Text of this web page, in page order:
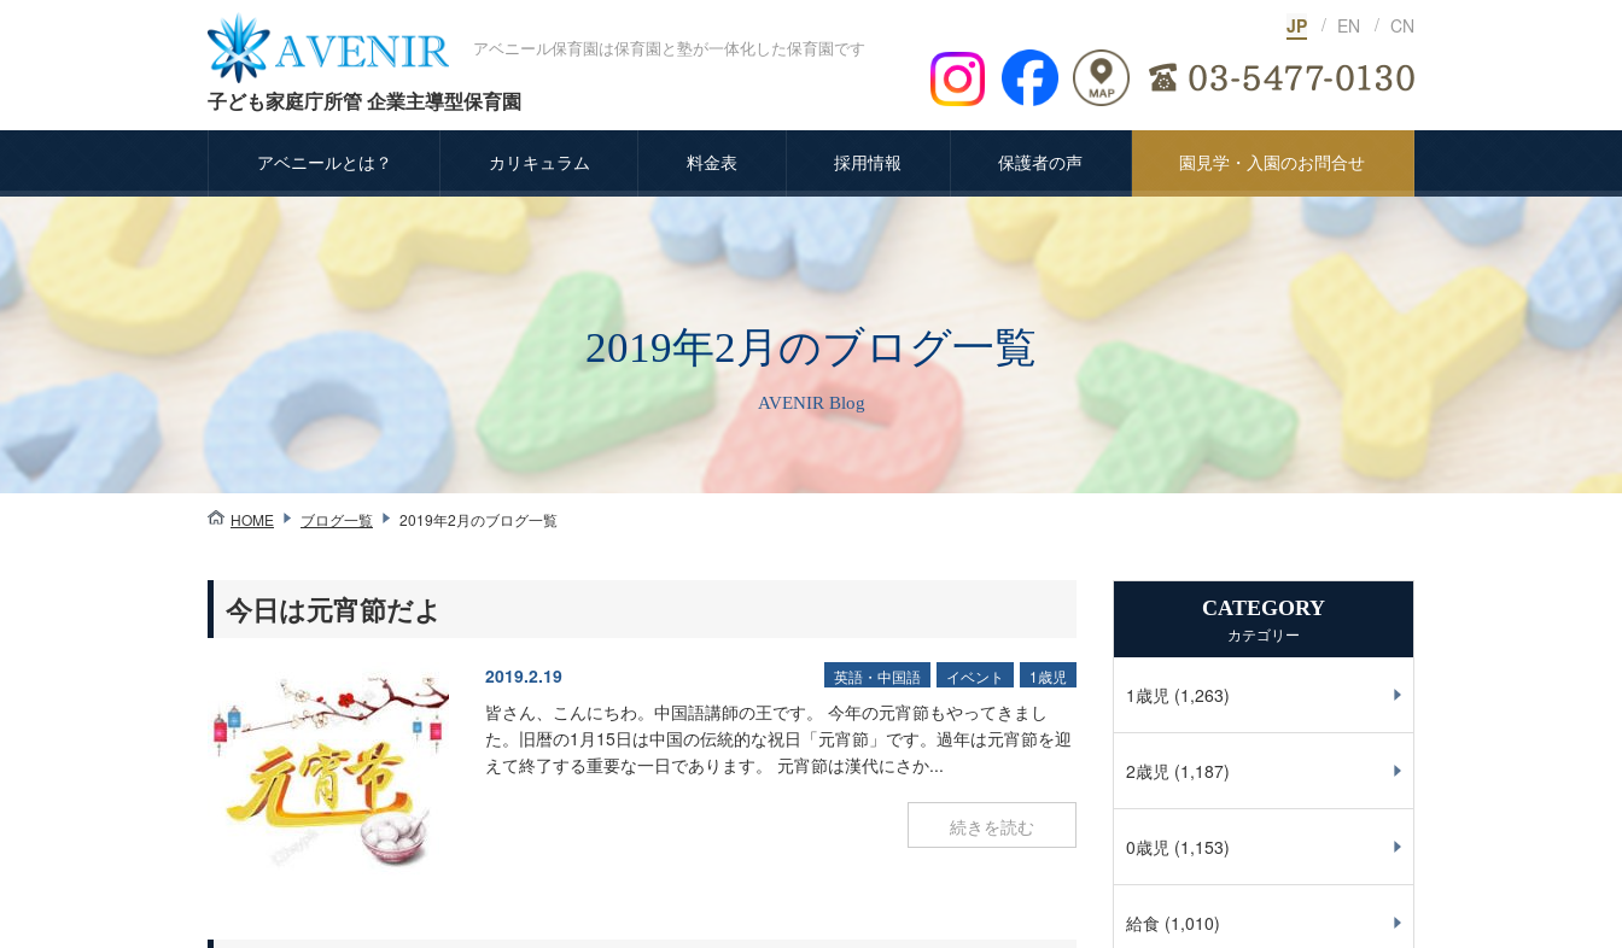
アベニール保育園は保育園と塾が一体化した保育園です
子ども家庭庁所管 企業主導型保育園
EN
JP CN
アベニールとは？ カリキュラム 料金表 採用情報 保護者の声 園見学・入園のお問合せ
2019年2月のブログ一覧
AVENIR Blog
HOME ブログ一覧 2019年2月のブログ一覧
今日は元宵節だよ
2019.2.19 1歳児
イベント
英語・中国語
皆さん、こんにちわ。中国語講師の王です。 今年の元宵節もやってきまし
た。旧暦の1月15日は中国の伝統的な祝日「元宵節」です。過年は元宵節を迎
えて終了する重要な一日であります。 元宵節は漢代にさか...
続きを読む
CATEGORY
カテゴリー
1歳児 (1,263)
2歳児 (1,187)
0歳児 (1,153)
給食 (1,010)